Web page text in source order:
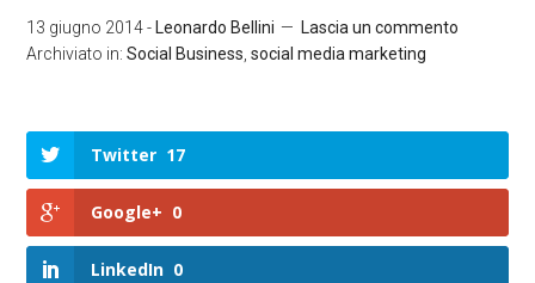
13 giugno 2014- Leonardo Bellini
Lascia un commento
Archiviato in:Social Business ,social media marketing
Twitter 17
Google+ 0
LinkedIn 0